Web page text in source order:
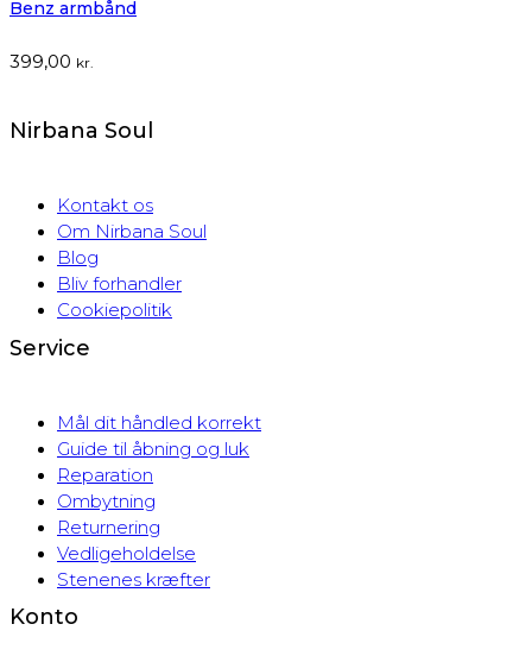
Benz armbånd
399,00 kr.
Nirbana Soul
Kontakt os
Om Nirbana Soul
Blog
Bliv forhandler
Cookiepolitik
Service
Mål dit håndled korrekt
Guide til åbning og luk
Reparation
Ombytning
Returnering
Vedligeholdelse
Stenenes kræfter
Konto